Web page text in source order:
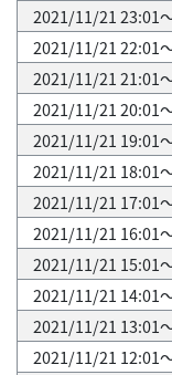
2021/11/21 23:01
2021/11/21 22:01
2021/11/21 21:01
2021/11/21 20:01
2021/11/21 19:01
2021/11/21 18:01
2021/11/21 17:01
2021/11/21 16:01
2021/11/21 15:01
2021/11/21 14:01
2021/11/21 13:01
2021/11/21 12:01